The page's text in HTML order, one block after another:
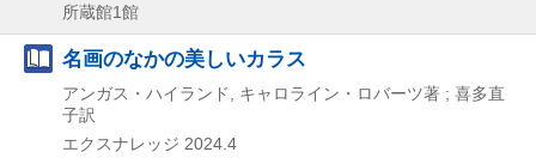
所蔵館1館
名画のなかの美しいカラス
アンガス・ハイランド, キャロライン・ロバーツ著 ; 喜多直
子訳
エクスナレッジ 2024.4